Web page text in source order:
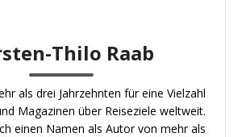
Thilo Raab
als drei Jahrzehnten für eine Vielzahl
Magazinen über Reiseziele weltweit.
einen Namen als Autor von mehr als